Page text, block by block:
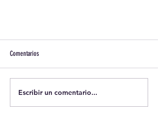
Comentarios
Escribir un comentario...